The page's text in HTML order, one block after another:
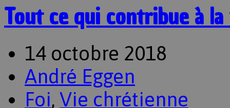
Tout ce qui contribue à
14 octobre 2018
André Eggen
Foi, Vie chrétienne